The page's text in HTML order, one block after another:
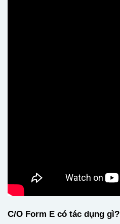
C/O Form E có tác dụng gì?